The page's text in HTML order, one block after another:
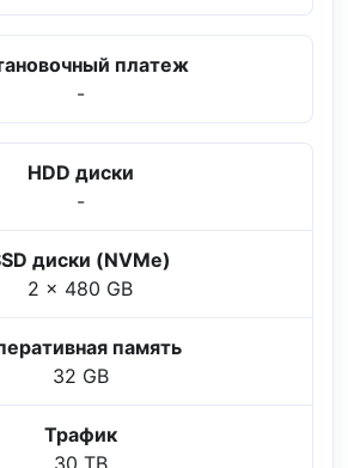
платеж
-
HDD диски
-
диски (NVMe)
2 x 480 GB
память
32 GB
Трафик